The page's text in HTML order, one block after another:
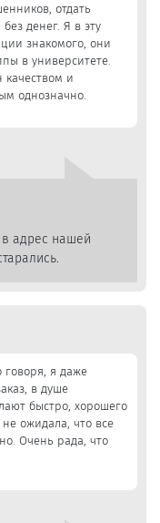
отдать
денег. Я в эту
знакомого, они
в университете.
и
однозначно.
в адрес нашей
я даже
в душе
быстро, хорошего
ожидала, что все
Очень рада, что